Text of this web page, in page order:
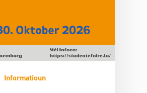
Informatioun